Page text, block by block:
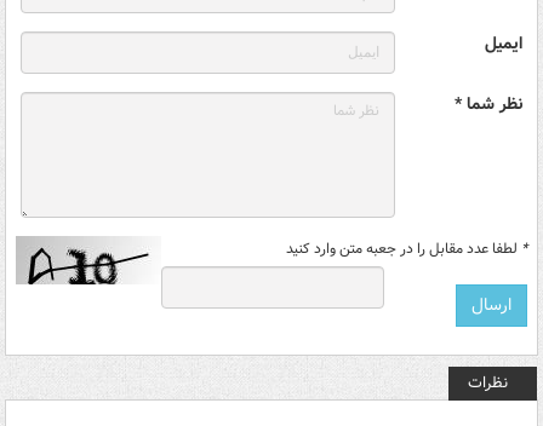
ایمیل
نظر شما *
* لطفا عدد مقابل را در جعبه متن وارد کنید
نظرات